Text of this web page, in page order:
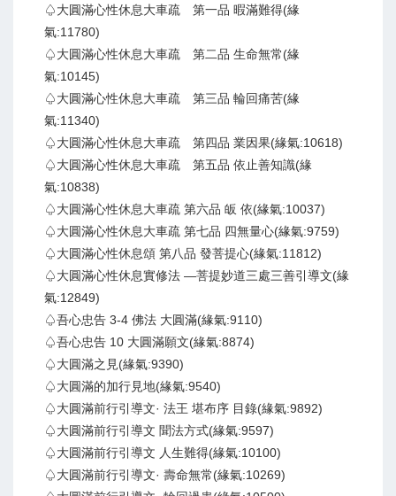
♤大圓滿心性休息大車疏 第一品 暇滿難得(緣
氣:11780)
♤大圓滿心性休息大車疏 第二品 生命無常(緣
氣:10145)
♤大圓滿心性休息大車疏 第三品 輪回痛苦(緣
氣:11340)
♤大圓滿心性休息大車疏 第四品 業因果(緣氣:10618)
♤大圓滿心性休息大車疏 第五品 依止善知識(緣
氣:10838)
♤大圓滿心性休息大車疏 第六品 皈 依(緣氣:10037)
♤大圓滿心性休息大車疏 第七品 四無量心(緣氣:9759)
♤大圓滿心性休息頌 第八品 發菩提心(緣氣:11812)
♤大圓滿心性休息實修法 —菩提妙道三處三善引導文(緣
氣:12849)
♤吾心忠告 3-4 佛法 大圓滿(緣氣:9110)
♤吾心忠告 10 大圓滿願文(緣氣:8874)
♤大圓滿之見(緣氣:9390)
♤大圓滿的加行見地(緣氣:9540)
♤大圓滿前行引導文· 法王 堪布序 目錄(緣氣:9892)
♤大圓滿前行引導文 聞法方式(緣氣:9597)
♤大圓滿前行引導文 人生難得(緣氣:10100)
♤大圓滿前行引導文· 壽命無常(緣氣:10269)